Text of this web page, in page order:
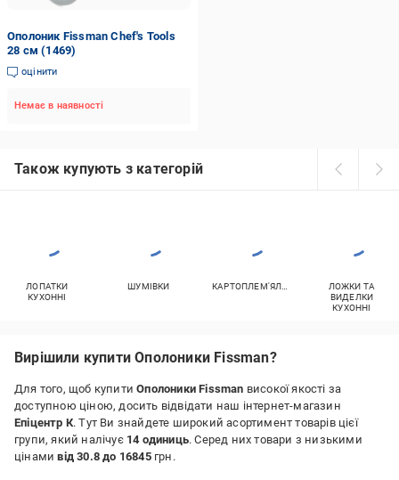
Ополоник Fissman Chef's Tools
28 см (1469)
оцінити
Немає в наявності
Також купують з категорій
ЛОПАТКИ
КУХОННІ
ШУМІВКИ
ЛОЖКИ ТА
ВИДЕЛКИ
КУХОННІ
Вирішили купити Ополоники Fissman?
Для того, щоб купитиОполоники Fissman високої якості за
доступною ціною, досить відвідати наш інтернет-магазин
Епіцентр К. Тут Ви знайдете широкий асортимент товарів цієї
групи, який налічує 14 одиниць. Серед них товари з низькими
цінамивід 30.8 до 16845грн.